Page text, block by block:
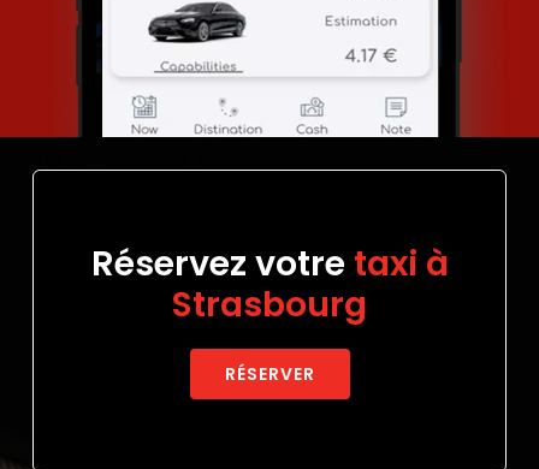
Réservez votre taxi à
Strasbourg
RÉSERVER